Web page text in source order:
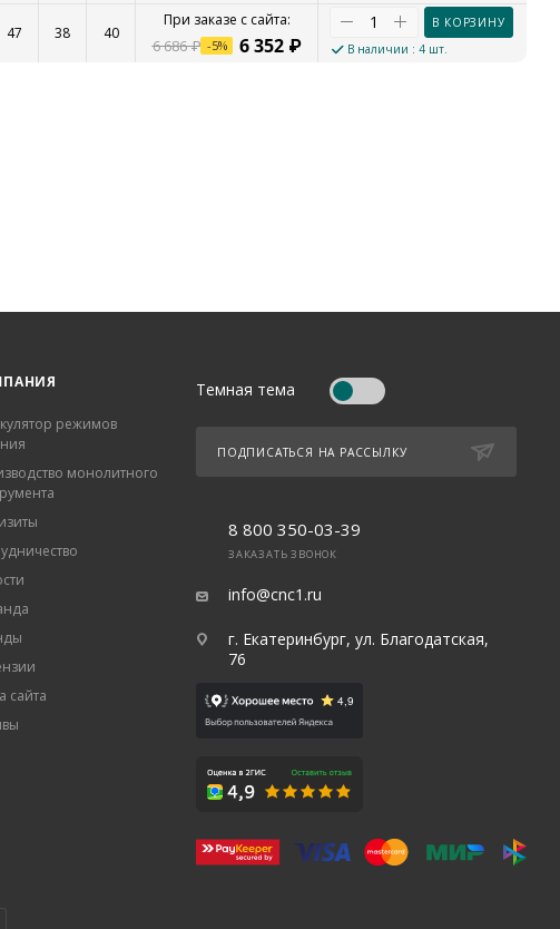
47 38 40
6 352₽
6 686₽ -5%
В КОРЗИНУ
В наличии : 4 шт.
режимов
монолитного
сайта
Темная тема
ПОДПИСАТЬСЯ НА РАССЫЛКУ
8 800 350-03-39
ЗАКАЗАТЬ ЗВОНОК
info@cnc1.ru
г. Екатеринбург, ул. Благодатская,
76